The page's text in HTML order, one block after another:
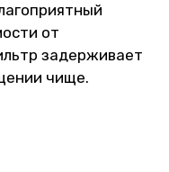
от
задерживает
чище.